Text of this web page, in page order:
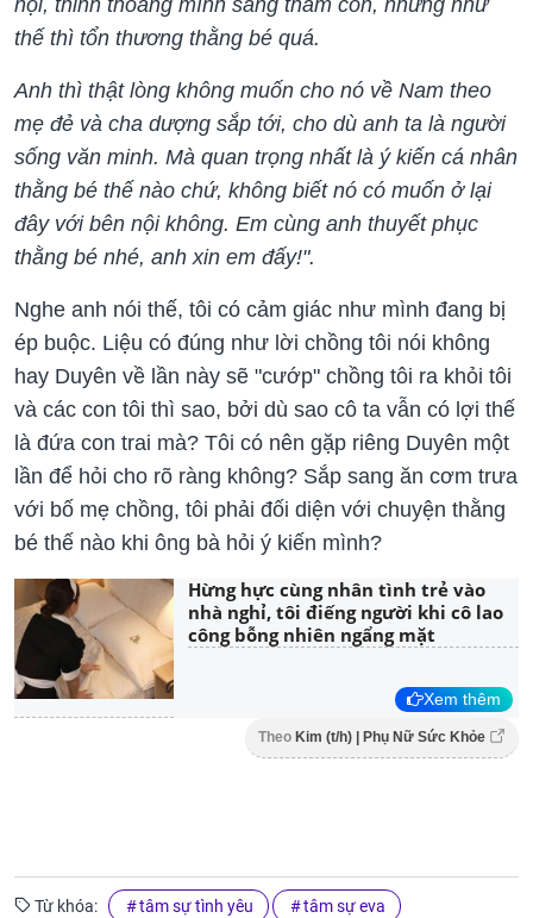
thế thì tổn thương thằng bé quá.
Anh thì thật lòng không muốn cho nó về Nam theo
mẹ đẻ và cha dượng sắp tới, cho dù anh ta là người
sống văn minh. Mà quan trọng nhất là ý kiến cá nhân
thằng bé thế nào chứ, không biết nó có muốn ở lại
đây với bên nội không. Em cùng anh thuyết phục
thằng bé nhé, anh xin em đấy!".
Nghe anh nói thế, tôi có cảm giác như mình đang bị
ép buộc. Liệu có đúng như lời chồng tôi nói không
hay Duyên về lần này sẽ "cướp" chồng tôi ra khỏi tôi
và các con tôi thì sao, bởi dù sao cô ta vẫn có lợi thế
là đứa con trai mà? Tôi có nên gặp riêng Duyên một
lần để hỏi cho rõ ràng không? Sắp sang ăn cơm trưa
với bố mẹ chồng, tôi phải đối diện với chuyện thằng
bé thế nào khi ông bà hỏi ý kiến mình?
Hừng hực cùng nhân tình trẻ vào
nhà nghỉ, tôi điếng người khi cô lao
công bỗng nhiên ngẩng mặt
Xem thêm
Theo Kim (t/h) | Phụ Nữ Sức Khỏe
Từ khóa: tâm sự tình yêu tâm sự eva